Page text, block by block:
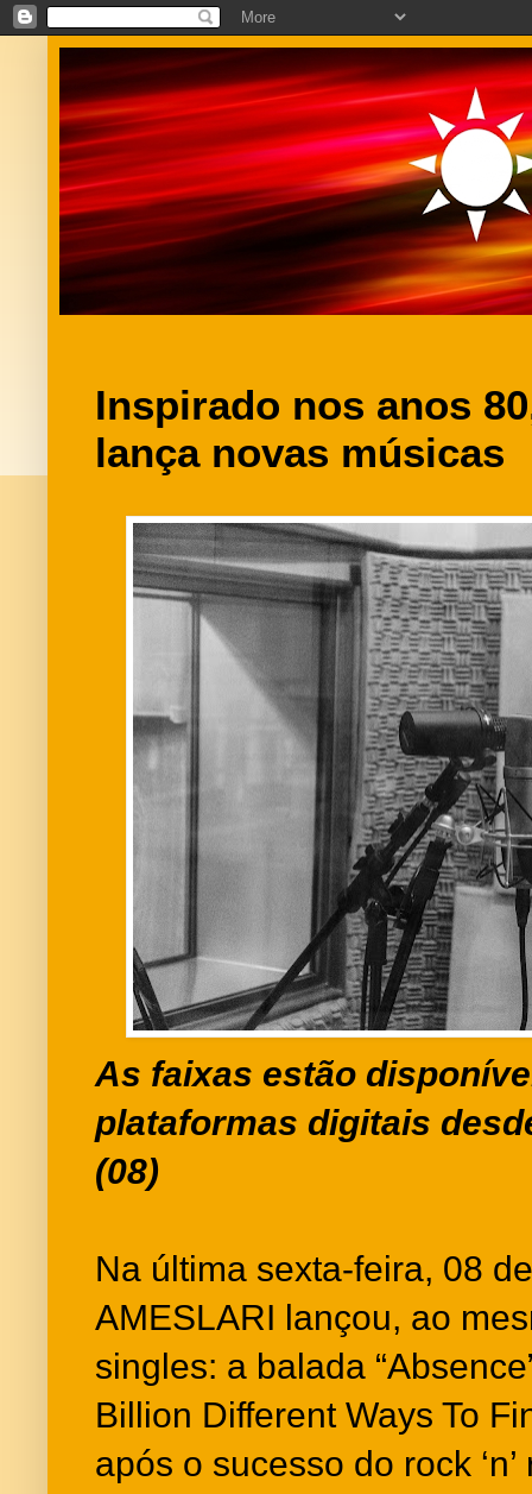
Inspirado nos anos
lança novas músicas
As faixas estão
plataformas digitais
(08)
Na última sexta-feira, 08
AMESLARI lançou, ao
singles: a balada
Billion Different Ways To
após o sucesso do rock ‘n’